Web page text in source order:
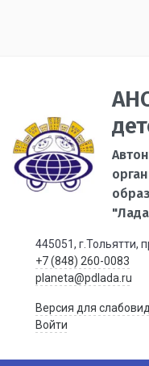
445051, г.Тольятти,
+7 (848) 260-0083
planeta@pdlada.ru
Версия для
Войти